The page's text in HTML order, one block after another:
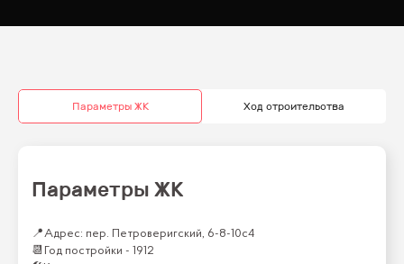
Параметры ЖК Ход строительства
Параметры ЖК
📍Адрес: пер. Петроверигский, 6-8-10с4
📆
Год постройки -
1912